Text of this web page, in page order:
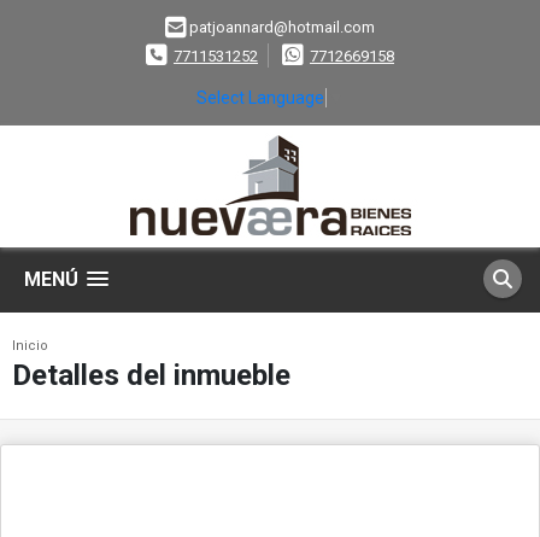
patjoannard@hotmail.com
7711531252
7712669158
Select Language
MENÚ
Inicio
Detalles del inmueble